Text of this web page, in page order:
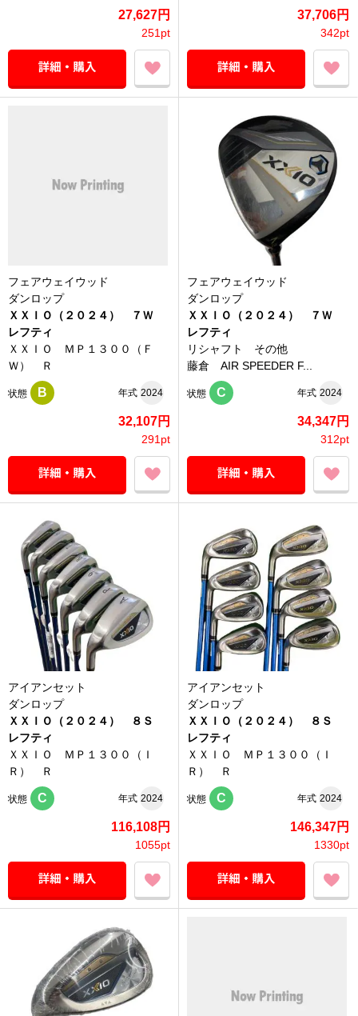
27,627円
251pt
37,706円
342pt
フェアウェイウッド
ダンロップ
ＸＸＩＯ（２０２４） ７Ｗ
レフティ
ＸＸＩＯ ＭＰ１３００（Ｆ
Ｗ） Ｒ
状態 B 年式 2024
32,107円
291pt
フェアウェイウッド
ダンロップ
ＸＸＩＯ（２０２４） ７Ｗ
レフティ
リシャフト その他
藤倉 AIR SPEEDER F...
状態 C 年式 2024
34,347円
312pt
アイアンセット
ダンロップ
ＸＸＩＯ（２０２４） ８Ｓ
レフティ
ＸＸＩＯ ＭＰ１３００（Ｉ
Ｒ） Ｒ
状態 C 年式 2024
116,108円
1055pt
アイアンセット
ダンロップ
ＸＸＩＯ（２０２４） ８Ｓ
レフティ
ＸＸＩＯ ＭＰ１３００（Ｉ
Ｒ） Ｒ
状態 C 年式 2024
146,347円
1330pt